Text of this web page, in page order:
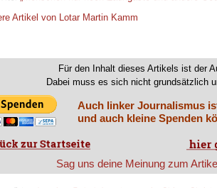
Artikel von Lotar Martin Kamm
Für den Inhalt dieses Artikels ist der
Dabei muss es sich nicht grundsätzlich
Auch linker Journalismus
und auch kleine Spenden